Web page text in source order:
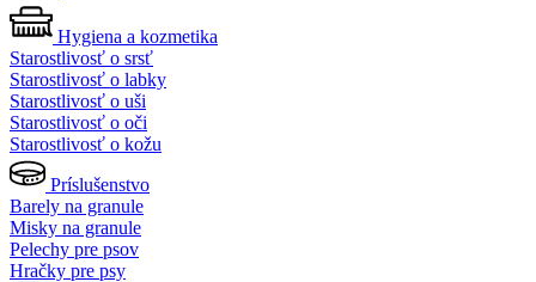
Hygiena a kozmetika
Starostlivosť o srsť
Starostlivosť o labky
Starostlivosť o uši
Starostlivosť o oči
Starostlivosť o kožu
Príslušenstvo
Barely na granule
Misky na granule
Pelechy pre psov
Hračky pre psy